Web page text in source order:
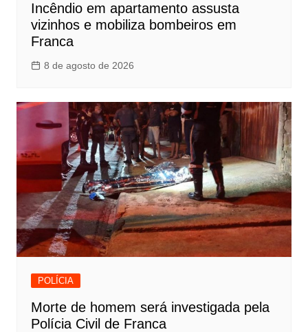
Incêndio em apartamento assusta
vizinhos e mobiliza bombeiros em
Franca
8 de agosto de 2026
POLÍCIA
Morte de homem será investigada pela
Polícia Civil de Franca